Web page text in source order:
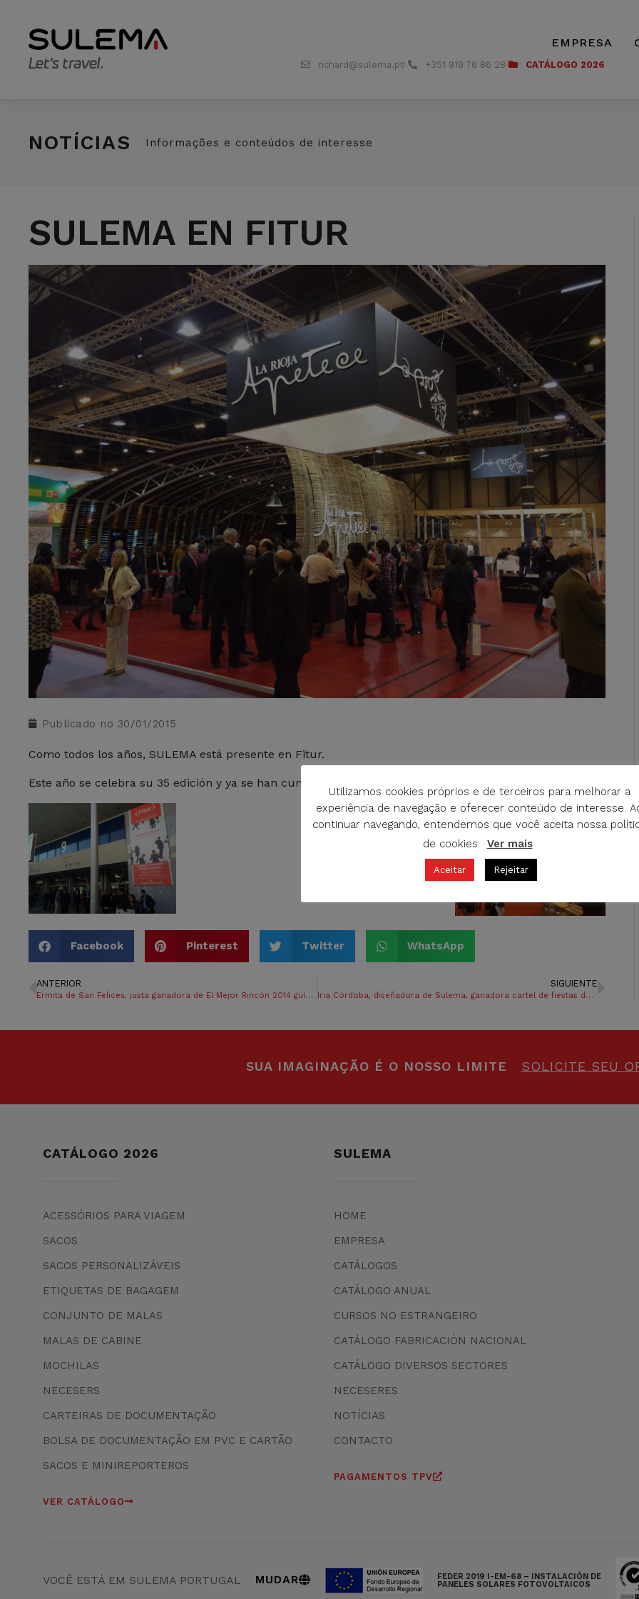
EMPRESA
richard@sulema.pt +351 919 76 86 28 CATÁLOGO 2026
NOTÍCIAS Informações e conteúdos de interesse
SULEMA EN FITUR
Publicado no 30/01/2015
Como todos los años, SULEMA está presente en Fitur.
Este año se celebra su 35 edición y ya se han cumplido todas las expectativas previstas.
Facebook Pinterest Twitter WhatsApp
ANTERIOR
Ermita de San Felices, justa ganadora de El Mejor Rincón 2014 guía Repsol junto al Puente de Alcántara
SIGUIENTE
Iria Córdoba, diseñadora de Sulema, ganadora cartel de fiestas de Haro
SUA IMAGINAÇÃO É O NOSSO LIMITE SOLICITE SEU
CATÁLOGO 2026
ACESSÓRIOS PARA VIAGEM
SACOS
SACOS PERSONALIZÁVEIS
ETIQUETAS DE BAGAGEM
CONJUNTO DE MALAS
MALAS DE CABINE
MOCHILAS
NECESERS
CARTEIRAS DE DOCUMENTAÇÃO
BOLSA DE DOCUMENTAÇÃO EM PVC E CARTÃO
SACOS E MINIREPORTEROS
VER CATÁLOGO
SULEMA
HOME
EMPRESA
CATÁLOGOS
CATÁLOGO ANUAL
CURSOS NO ESTRANGEIRO
CATÁLOGO FABRICACIÓN NACIONAL
CATÁLOGO DIVERSOS SECTORES
NECESERES
NOTÍCIAS
CONTACTO
PAGAMENTOS TPV
VOCÊ ESTÁ EM SULEMA PORTUGAL MUDAR
FEDER 2019 I-EM-68 – INSTALACIÓN DE
PANELES SOLARES FOTOVOLTAICOS
Utilizamos cookies próprios e de terceiros para melhorar a
experiência de navegação e oferecer conteúdo de interesse.
continuar navegando, entendemos que você aceita nossa
de cookies.
Ver mais
Aceitar Rejeitar